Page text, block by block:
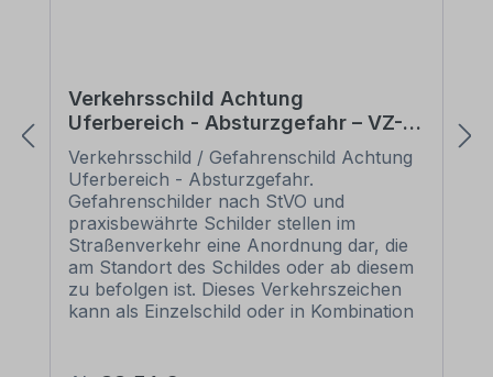
Verkehrsschild Achtung
Uferbereich - Absturzgefahr – VZ-
PR 21
Verkehrsschild / Gefahrenschild Achtung
Uferbereich - Absturzgefahr.
Gefahrenschilder nach StVO und
praxisbewährte Schilder stellen im
Straßenverkehr eine Anordnung dar, die
am Standort des Schildes oder ab diesem
zu befolgen ist. Dieses Verkehrszeichen
kann als Einzelschild oder in Kombination